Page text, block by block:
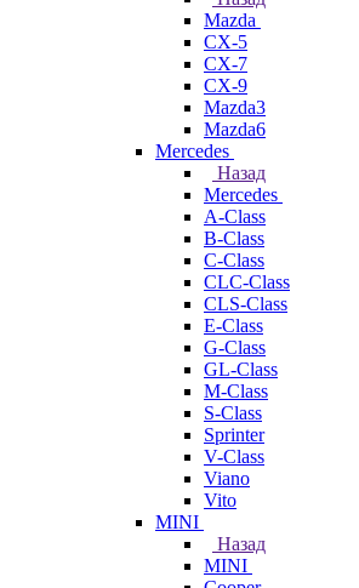
Mazda
CX-5
CX-7
CX-9
Mazda3
Mazda6
Mercedes
Назад
Mercedes
A-Class
B-Class
C-Class
CLC-Class
CLS-Class
E-Class
G-Class
GL-Class
M-Class
S-Class
Sprinter
V-Class
Viano
Vito
MINI
Назад
MINI